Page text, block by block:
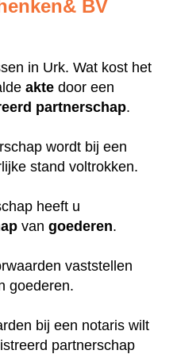
BV
in Urk. Wat kost het
akte door een
partnerschap.
wordt bij een
stand voltrokken.
heeft u
van goederen.
vaststellen
goederen.
bij een notaris wilt
partnerschap